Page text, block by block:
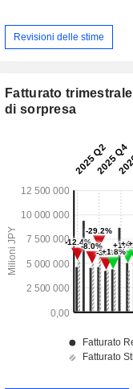
Capi.($)
113 Mrd
Revisioni delle stime
Fatturato
di sorpresa